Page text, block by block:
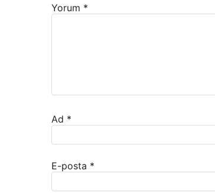
Yorum *
Ad *
E-posta *